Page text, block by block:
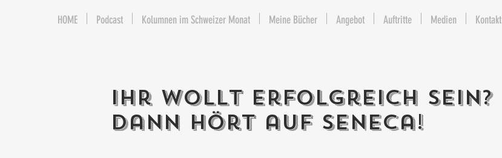
Ihr wollt erfolgreich sein?
Dann hört auf Seneca!
HOME Podcast Kolumnen im Schweizer Monat Meine Bücher Angebot Auftritte Medien Kontakt